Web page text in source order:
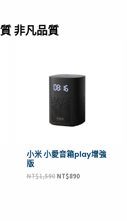
非凡品質
小米 小愛音箱play增強
版
NT$1,590
NT$1,590。
NT$890
NT$890。